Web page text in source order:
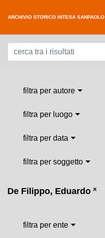
ARCHIVIO STORICO INTESA SANPAOLO
filtra per autore
filtra per luogo
filtra per data
filtra per soggetto
De Filippo, Eduardo ˟
filtra per ente